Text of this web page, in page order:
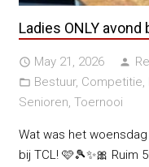
Ladies ONLY avond
access_time May 21, 2026 person
folder_open Bestuur, Competitie,
Senioren, Toernooi
Wat was het
bij TCL! 🩷🎾✨🎀 Ruim